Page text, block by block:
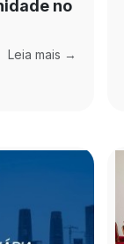
no
Leia mais →